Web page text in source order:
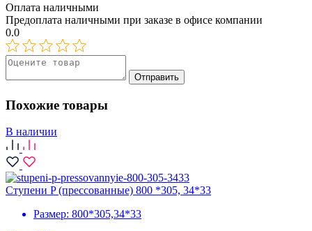
Оплата наличными
Предоплата наличными при заказе в офисе компании
0.0
Отправить
Похожие товары
В наличии
Ступени P (прессованные) 800 *305, 34*33
Размер: 800*305,34*33